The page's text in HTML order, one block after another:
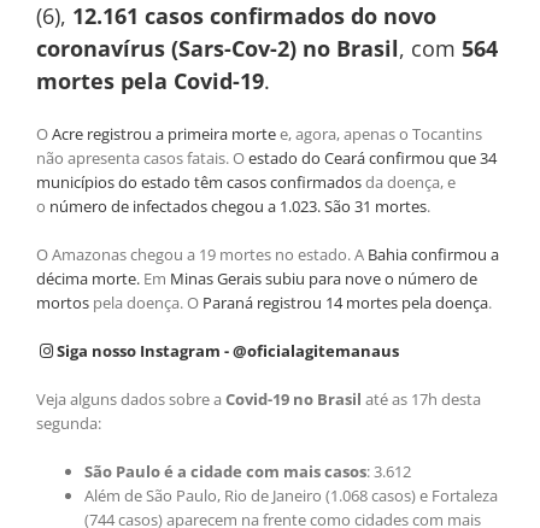
(6), 12.161 casos confirmados do novo
coronavírus (Sars-Cov-2) no Brasil, com 564
mortes pela Covid-19.
OAcre registrou a primeira mortee, agora, apenas o Tocantins
não apresenta casos fatais. Oestado do Ceará confirmou que 34
municípios do estado têm casos confirmadosda doença, e
o número de infectados chegou a 1.023. São 31 mortes.
O Amazonas chegou a 19 mortes no estado. A Bahia confirmou a
décima morte. Em Minas Gerais subiu para nove o número de
mortos pela doença. O Paraná registrou 14 mortes pela doença.
Siga nosso Instagram - @oficialagitemanaus
Veja alguns dados sobre a Covid-19 no Brasil até as 17h desta
segunda:
São Paulo é a cidade com mais casos: 3.612
Além de São Paulo, Rio de Janeiro (1.068 casos) e Fortaleza
(744 casos) aparecem na frente como cidades com mais